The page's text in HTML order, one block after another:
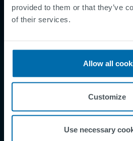
provided to them or that they’ve
of their services.
Allow all
Customize
Use necessary